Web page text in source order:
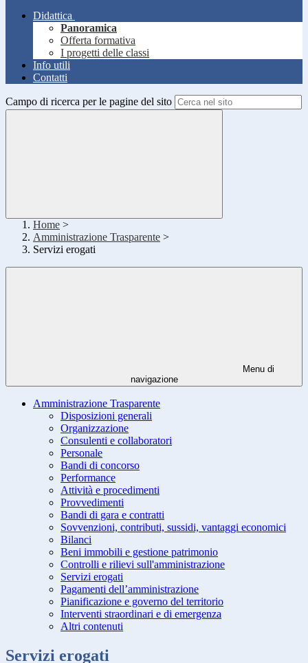
Didattica
Panoramica
Offerta formativa
I progetti delle classi
Info utili
Contatti
Campo di ricerca per le pagine del sito
Home >
Amministrazione Trasparente >
Servizi erogati
Menu di
navigazione
Amministrazione Trasparente
Disposizioni generali
Organizzazione
Consulenti e collaboratori
Personale
Bandi di concorso
Performance
Attività e procedimenti
Provvedimenti
Bandi di gara e contratti
Sovvenzioni, contributi, sussidi, vantaggi economici
Bilanci
Beni immobili e gestione patrimonio
Controlli e rilievi sull'amministrazione
Servizi erogati
Pagamenti dell’amministrazione
Pianificazione e governo del territorio
Interventi straordinari e di emergenza
Altri contenuti
Servizi erogati